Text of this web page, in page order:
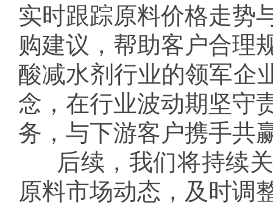
实时跟踪原料价格走势
购建议，帮助客户合理
酸减水剂行业的领军企
念，在行业波动期坚守
务，与下游客户携手共
后续，我们将持续
原料市场动态，及时调